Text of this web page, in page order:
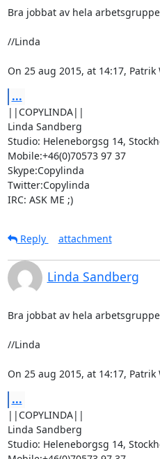
Bra jobbat av hela
//Linda
On 25 aug 2015, at 14:17,
...
||COPYLINDA||
Linda Sandberg
Studio: Heleneborgsg 14,
Mobile:+46(0)70573 97 37
Skype:Copylinda
Twitter:Copylinda
IRC: ASK ME ;)
Reply
attachment
Linda Sandberg
Bra jobbat av hela
//Linda
On 25 aug 2015, at 14:17,
...
||COPYLINDA||
Linda Sandberg
Studio: Heleneborgsg 14,